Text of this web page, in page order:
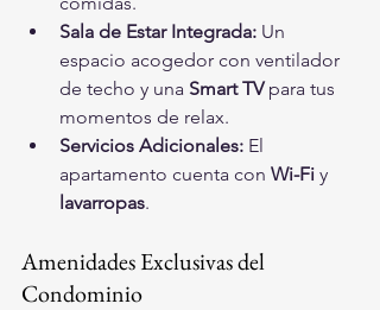
Sala de Estar Integrada: Un
espacio acogedor con ventilador
de techo y una Smart TV para tus
momentos de relax.
Servicios Adicionales: El
apartamento cuenta con Wi-Fi y
lavarropas.
Amenidades Exclusivas del
Condominio